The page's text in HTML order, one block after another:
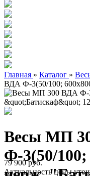
Главная » Каталог »
ВДА Ф-3(50/100;
Весы МП
Ф-3(50/100;
79 900 руб.
Актуальность цены